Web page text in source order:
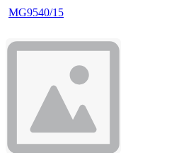
MG9540/15